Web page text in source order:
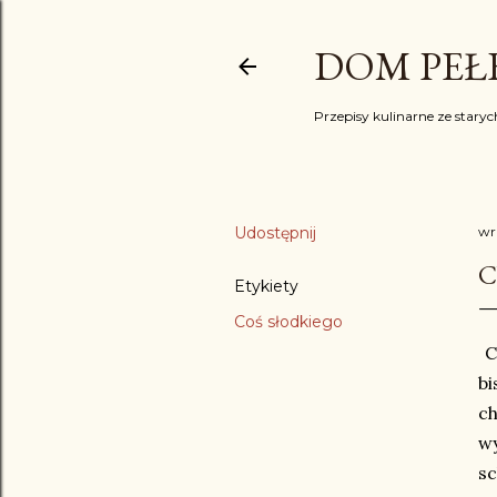
DOM
Przepisy kulinarne ze
Udostępnij
Etykiety
Coś słodkiego